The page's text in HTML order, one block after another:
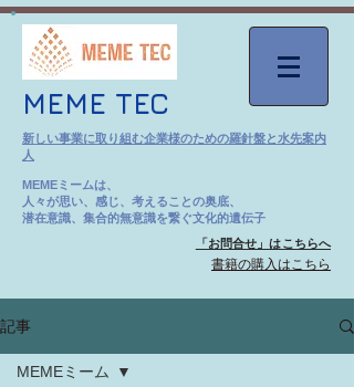
MEME TEC
新しい事業に取り組む企業様のための羅針盤と水先案内
人
MEMEミームは、
人々が思い、感じ、考えることの奥底、
潜在意識、集合的無意識を繋ぐ文化的遺伝子
「お問合せ」はこちらへ
​書籍の購入はこちら
記事
MEMEミーム